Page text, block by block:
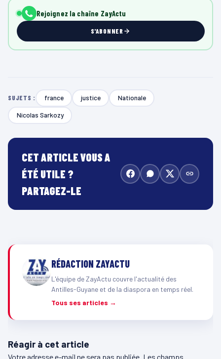
Rejoignez la chaîne ZayActu
S'ABONNER
SUJETS : france justice Nationale
Nicolas Sarkozy
CET ARTICLE VOUS A
ÉTÉ UTILE ?
PARTAGEZ-LE
RÉDACTION ZAYACTU
L'équipe de ZayActu couvre l'actualité des
Antilles-Guyane et de la diaspora en temps réel.
Tous ses articles →
Réagir à cet article
Votre adresse e-mail ne sera pas publiée. Les champs